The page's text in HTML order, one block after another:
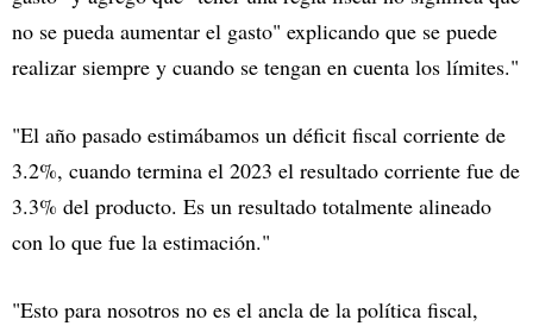
no se pueda aumentar el gasto" explicando que se puede
realizar siempre y cuando se tengan en cuenta los límites."
"El año pasado estimábamos un déficit fiscal corriente de
3.2%, cuando termina el 2023 el resultado corriente fue de
3.3% del producto. Es un resultado totalmente alineado
con lo que fue la estimación."
"Esto para nosotros no es el ancla de la política fiscal,